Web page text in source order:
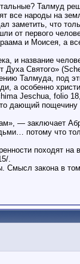
Талмуд
все народы на
что
от первого
и Моисея, а
и название
Духа Святого»
Талмуда, под
а особенно
Jeschua, folio
дающий
— заключает
потому что
походят
.
закона в